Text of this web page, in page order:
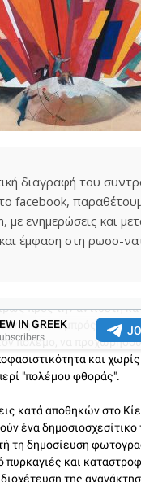
διαγραφή του
facebook,
ενημερώσεις και
έμφαση στη ρωσο-